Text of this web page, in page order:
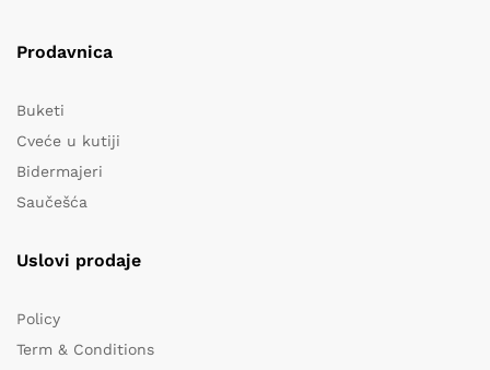
Prodavnica
Buketi
Cveće u kutiji
Bidermajeri
Saučešća
Uslovi prodaje
Policy
Term & Conditions